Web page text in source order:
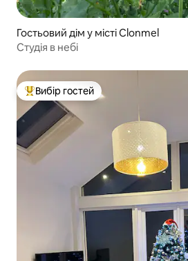
Гостьовий дім у місті Clonmel
Студія в небі
Топ вибір гостей
Вибір гостей